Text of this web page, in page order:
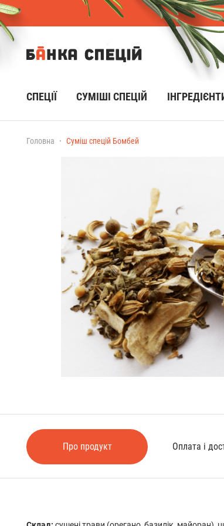
СПЕЦІЇ CУМІШІ СПЕЦІЙ
Головна Суміш спецій Бомбей
Про продукт Оплата і